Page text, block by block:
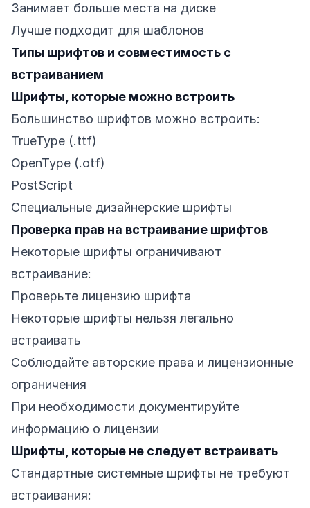
Занимает больше места на диске
Лучше подходит для шаблонов
Типы шрифтов и совместимость с
встраиванием
Шрифты, которые можно встроить
Большинство шрифтов можно встроить:
TrueType (.ttf)
OpenType (.otf)
PostScript
Специальные дизайнерские шрифты
Проверка прав на встраивание шрифтов
Некоторые шрифты ограничивают
встраивание:
Проверьте лицензию шрифта
Некоторые шрифты нельзя легально
встраивать
Соблюдайте авторские права и лицензионные
ограничения
При необходимости документируйте
информацию о лицензии
Шрифты, которые не следует встраивать
Стандартные системные шрифты не требуют
встраивания: